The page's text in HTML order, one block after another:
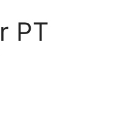
PT